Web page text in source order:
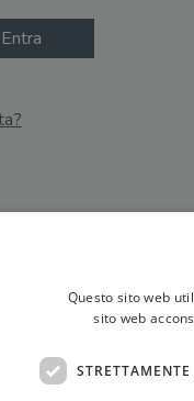
Entra
Questo sito web
sito web